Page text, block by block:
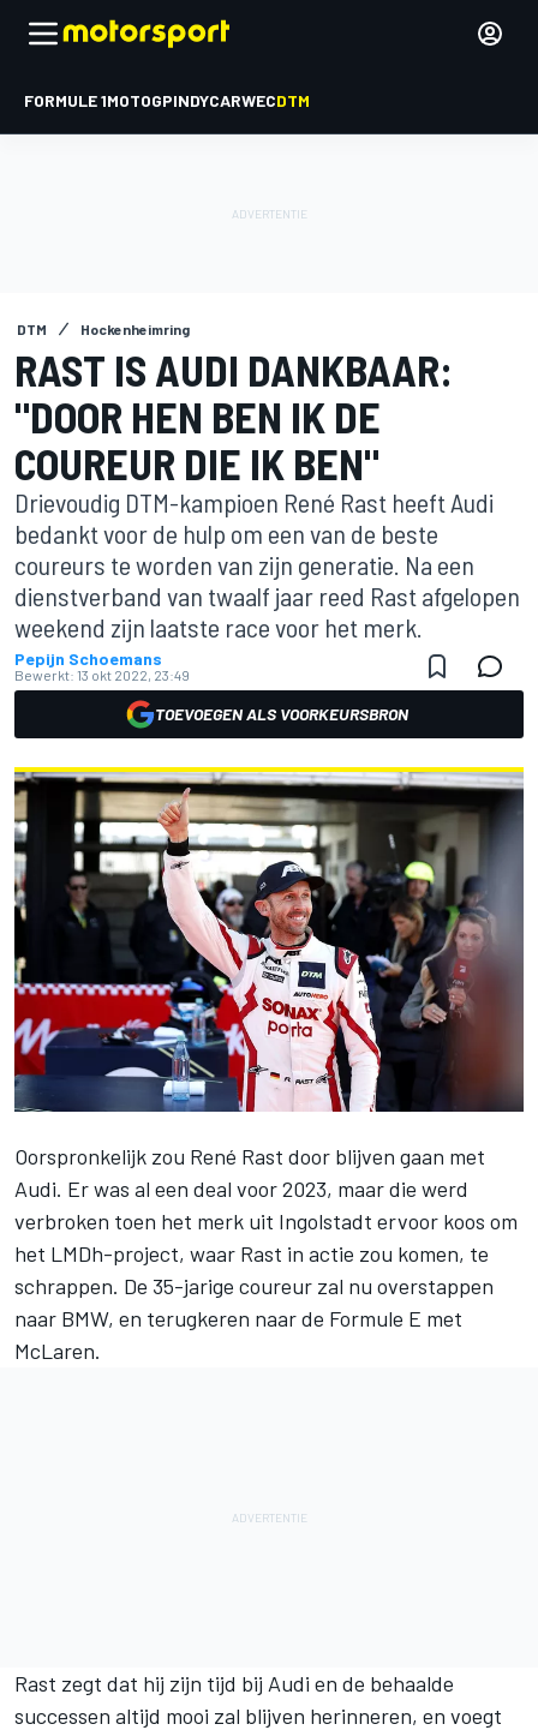
FORMULE 1MOTOGPINDYCARWECDTM
DTM Hockenheimring
RAST IS AUDI DANKBAAR:
"DOOR HEN BEN IK DE
COUREUR DIE IK BEN"
Drievoudig DTM-kampioen René Rast heeft Audi
bedankt voor de hulp om een van de beste
coureurs te worden van zijn generatie. Na een
dienstverband van twaalf jaar reed Rast afgelopen
weekend zijn laatste race voor het merk.
Pepijn Schoemans
Bewerkt: 13 okt 2022, 23:49
TOEVOEGEN ALS VOORKEURSBRON
Oorspronkelijk zou René Rast door blijven gaan met
Audi. Er was al een deal voor 2023, maar die werd
verbroken toen het merk uit Ingolstadt ervoor koos om
het LMDh-project, waar Rast in actie zou komen, te
schrappen. De 35-jarige coureur zal nu overstappen
naar BMW, en terugkeren naar de Formule E met
McLaren.
Rast zegt dat hij zijn tijd bij Audi en de behaalde
successen altijd mooi zal blijven herinneren, en voegt